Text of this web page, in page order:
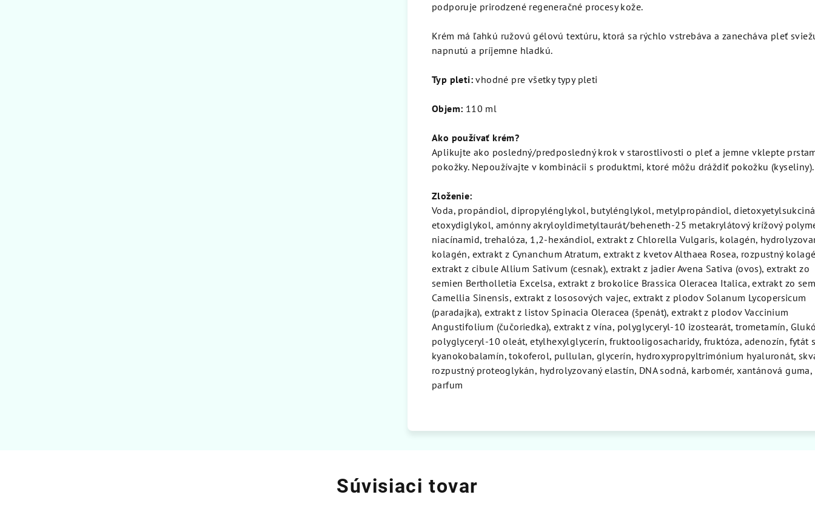
podporuje prirodzené regeneračné procesy kože.
Krém má ľahkú ružovú gélovú textúru, ktorá sa rýchlo vstrebáva a zanecháva pleť
napnutú a príjemne hladkú.
Typ pleti: vhodné pre všetky typy pleti
Objem: 110 ml
Ako používať krém?
Aplikujte ako posledný/predposledný krok v starostlivosti o pleť a jemne vklepte
pokožky. Nepoužívajte v kombinácii s produktmi, ktoré môžu dráždiť pokožku (kyseliny).
Zloženie:
Voda, propándiol, dipropylénglykol, butylénglykol, metylpropándiol,
etoxydiglykol, amónny akryloyldimetyltaurát/beheneth-25 metakrylátový krížový
niacínamid, trehalóza, 1,2-hexándiol, extrakt z Chlorella Vulgaris, kolagén,
kolagén, extrakt z Cynanchum Atratum, extrakt z kvetov Althaea Rosea, rozpustný
extrakt z cibule Allium Sativum (cesnak), extrakt z jadier Avena Sativa (ovos), extrakt zo
semien Bertholletia Excelsa, extrakt z brokolice Brassica Oleracea Italica, extrakt zo
Camellia Sinensis, extrakt z lososových vajec, extrakt z plodov Solanum Lycopersicum
(paradajka), extrakt z listov Spinacia Oleracea (špenát), extrakt z plodov Vaccinium
Angustifolium (čučoriedka), extrakt z vína, polyglyceryl-10 izostearát, trometamín,
polyglyceryl-10 oleát, etylhexylglycerín, fruktooligosacharidy, fruktóza, adenozín, fytát
kyanokobalamín, tokoferol, pullulan, glycerín, hydroxypropyltrimónium hyaluronát,
rozpustný proteoglykán, hydrolyzovaný elastín, DNA sodná, karbomér, xantánová guma,
parfum
Súvisiaci tovar